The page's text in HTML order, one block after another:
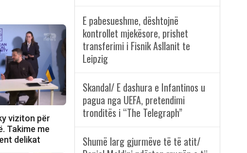
viziton për
Takime me
delikat
E pabesueshme, dështojnë
kontrollet mjekësore, prishet
transferimi i Fisnik Asllanit te
Leipzig
Skandal/ E dashura e Infantinos u
pagua nga UEFA, pretendimi
tronditës i “The Telegraph”
Shumë larg gjurmëve të të atit/